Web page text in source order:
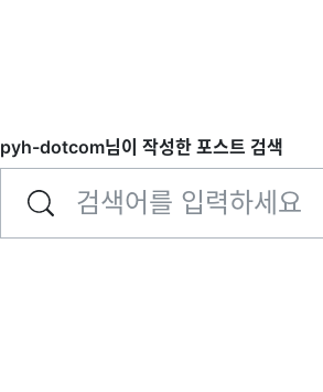
pyh-dotcom님이 작성한 포스트 검색